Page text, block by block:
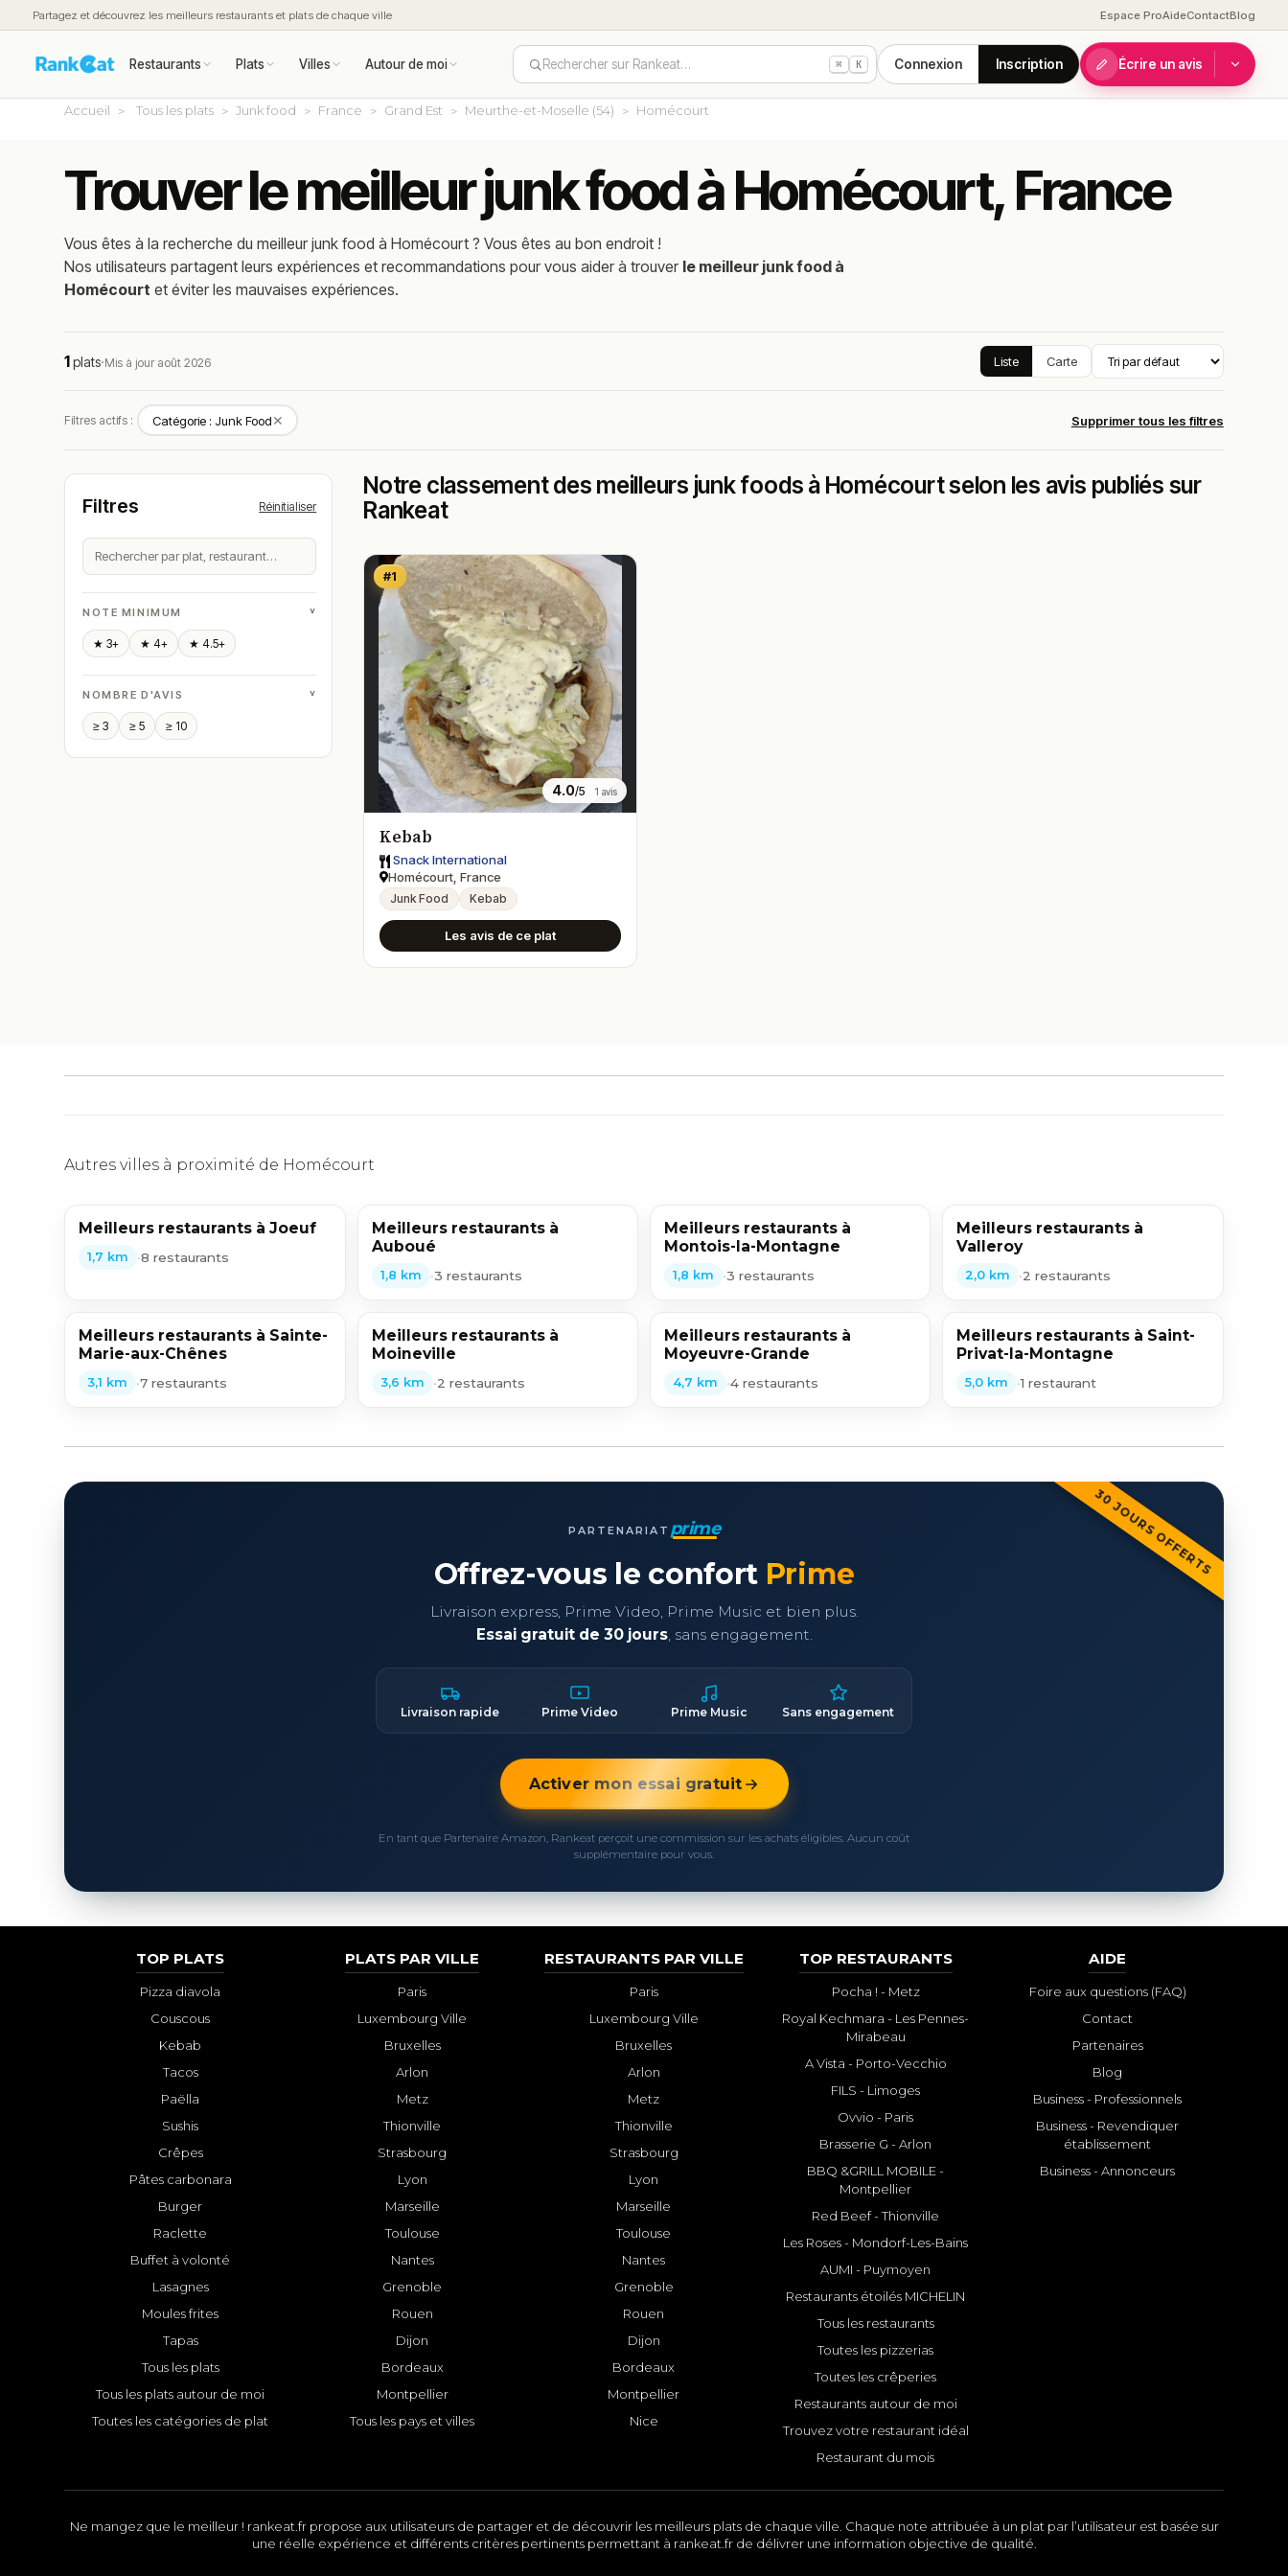
Partagez et découvrez les meilleurs restaurants et plats de chaque ville Espace ProAideContactBlog
Restaurants Plats Villes Autour de moi Rechercher sur Rankeat… ⌘ K Connexion Inscription Écrire un avis
Accueil Tous les plats Junk food France Grand Est Meurthe-et-Moselle (54) Homécourt
Trouver le meilleur junk food à Homécourt, France
Vous êtes à la recherche du meilleurjunk food àHomécourt ? Vous êtes au bon endroit !
Nos utilisateurs partagent leurs expériences et recommandations pour vous aider à trouver le meilleur junk food à
Homécourt et éviter les mauvaises expériences.
1plats·Mis à jour août 2026 Liste Carte
Filtres actifs : Catégorie : Junk Food✕ Supprimer tous les filtres
Filtres Réinitialiser
NOTE MINIMUM ˅
★ 3+ ★ 4+ ★ 4.5+
NOMBRE D'AVIS ˅
≥ 3 ≥ 5 ≥ 10
Notre classement des meilleurs junk foods à Homécourt selon les avis publiés sur
Rankeat
#1
4.0/5 1 avis
Kebab
Snack International
Homécourt, France
Junk Food Kebab
Les avis de ce plat
Autres villes à proximité de Homécourt
Meilleurs restaurants à Joeuf
1,7 km •8 restaurants
Meilleurs restaurants à
Auboué
1,8 km •3 restaurants
Meilleurs restaurants à
Montois-la-Montagne
1,8 km •3 restaurants
Meilleurs restaurants à
Valleroy
2,0 km •2 restaurants
Meilleurs restaurants à Sainte-
Marie-aux-Chênes
3,1 km •7 restaurants
Meilleurs restaurants à
Moineville
3,6 km •2 restaurants
Meilleurs restaurants à
Moyeuvre-Grande
4,7 km •4 restaurants
Meilleurs restaurants à Saint-
Privat-la-Montagne
5,0 km •1 restaurant
30 JOURS OFFERTS
PARTENARIAT prime
Offrez-vous le confort Prime
Livraison express, Prime Video, Prime Music et bien plus.
Essai gratuit de 30 jours, sans engagement.
Livraison rapide Prime Video Prime Music Sans engagement
Activer mon essai gratuit
En tant que Partenaire Amazon, Rankeat perçoit une commission sur les achats éligibles. Aucun coût
supplémentaire pour vous.
TOP PLATS
Pizza diavola
Couscous
Kebab
Tacos
Paëlla
Sushis
Crêpes
Pâtes carbonara
Burger
Raclette
Buffet à volonté
Lasagnes
Moules frites
Tapas
Tous les plats
Tous les plats autour de moi
Toutes les catégories de plat
PLATS PAR VILLE
Paris
Luxembourg Ville
Bruxelles
Arlon
Metz
Thionville
Strasbourg
Lyon
Marseille
Toulouse
Nantes
Grenoble
Rouen
Dijon
Bordeaux
Montpellier
Tous les pays et villes
RESTAURANTS PAR VILLE
Paris
Luxembourg Ville
Bruxelles
Arlon
Metz
Thionville
Strasbourg
Lyon
Marseille
Toulouse
Nantes
Grenoble
Rouen
Dijon
Bordeaux
Montpellier
Nice
TOP RESTAURANTS
Pocha ! - Metz
Royal Kechmara - Les Pennes-
Mirabeau
A Vista - Porto-Vecchio
FILS - Limoges
Ovvio - Paris
Brasserie G - Arlon
BBQ &GRILL MOBILE -
Montpellier
Red Beef - Thionville
Les Roses - Mondorf-Les-Bains
AUMI - Puymoyen
Restaurants étoilés MICHELIN
Tous les restaurants
Toutes les pizzerias
Toutes les crêperies
Restaurants autour de moi
Trouvez votre restaurant idéal
Restaurant du mois
AIDE
Foire aux questions (FAQ)
Contact
Partenaires
Blog
Business - Professionnels
Business - Revendiquer
établissement
Business - Annonceurs
Ne mangez que le meilleur ! rankeat.fr propose aux utilisateurs de partager et de découvrir les meilleurs plats de chaque ville. Chaque note attribuée à un plat par l’utilisateur est basée sur
une réelle expérience et différents critères pertinents permettant à rankeat.fr de délivrer une information objective de qualité.